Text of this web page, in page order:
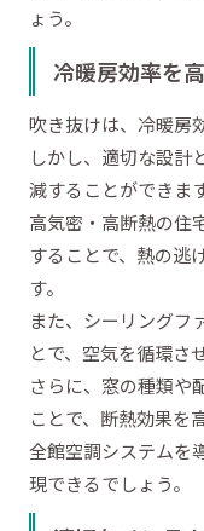
ょう。
冷暖房効率を
吹き抜けは、冷暖房
しかし、適切な設計
減することができます
高気密・高断熱の住
することで、熱の逃
す。
また、シーリングフ
とで、空気を循環さ
さらに、窓の種類や
ことで、断熱効果を
全館空調システムを
現できるでしょう。